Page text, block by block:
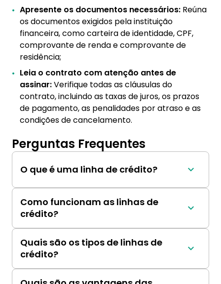
Apresente os documentos necessários: Reúna
os documentos exigidos pela instituição
financeira, como carteira de identidade, CPF,
comprovante de renda e comprovante de
residência;
Leia o contrato com atenção antes de
assinar:Verifique todas as cláusulas do
contrato, incluindo as taxas de juros, os prazos
de pagamento, as penalidades por atraso e as
condições de cancelamento.
Perguntas Frequentes
O que é uma linha de crédito?
Uma linha de crédito é um acordo entre um
credor e um tomador onde o credor oferece
um montante máximo de financiamento que o
tomador pode acessar conforme necessário
até o prazo de vigência da linha.
Como funcionam as linhas de
crédito?
As linhas de crédito são revolving loans, o que
significa que o tomador pode sacar e
reembolsar fundos dentro do limite de crédito
aprovado. Apenas os valores sacados são
cobrados com juros.
Quais são os tipos de linhas de
crédito?
Existem vários tipos de linhas de crédito,
incluindo linhas de crédito garantidas